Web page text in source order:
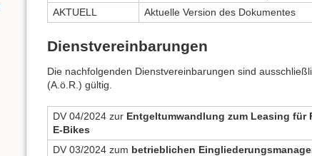
AKTUELL
Aktuelle Version des Dokumentes
Dienstvereinbarungen
Die nachfolgenden Dienstvereinbarungen sind
(A.ö.R.) gültig.
DV 04/2024 zur Entgeltumwandlung zum Leasing für
E-Bikes
DV 03/2024 zum betrieblichen